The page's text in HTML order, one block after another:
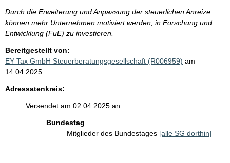
Durch die Erweiterung und Anpassung der steuerlichen Anreize
können mehr Unternehmen motiviert werden, in Forschung und
Entwicklung (FuE) zu investieren.
Bereitgestellt von:
EY Tax GmbH Steuerberatungsgesellschaft (R006959) am
14.04.2025
Adressatenkreis:
Versendet am 02.04.2025 an:
Bundestag
Mitglieder des Bundestages [alle SG dorthin]